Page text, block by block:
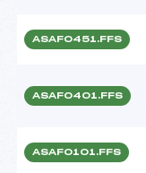
ASAF0451.FFS
ASAF0401.FFS
ASAF0101.FFS